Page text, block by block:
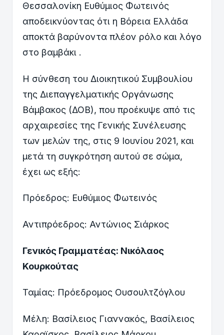
Θεσσαλονίκη Ευθύμιος Φωτεινός
αποδεικνύοντας ότι η Βόρεια Ελλάδα
αποκτά βαρύνοντα πλέον ρόλο και λόγο
στο βαμβάκι .
H σύνθεση του Διοικητικού Συμβουλίου
της Διεπαγγελματικής Οργάνωσης
Βάμβακος (ΔΟΒ), που προέκυψε από τις
αρχαιρεσίες της Γενικής Συνέλευσης
των μελών της, στις 9 Ιουνίου 2021, και
μετά τη συγκρότηση αυτού σε σώμα,
έχει ως εξής:
Πρόεδρος: Ευθύμιος Φωτεινός
Αντιπρόεδρος: Αντώνιος Σιάρκος
Γενικός Γραμματέας: Νικόλαος
Κουρκούτας
Ταμίας: Πρόεδρομος Ουσουλτζόγλου
Μέλη: Βασίλειος Γιαννακός, Βασίλειος